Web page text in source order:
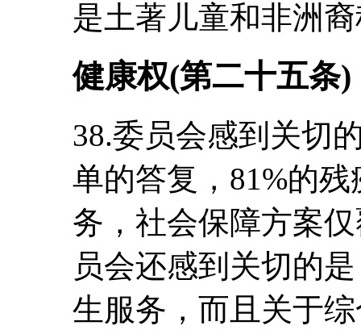
是土著儿童和非洲
健康权(第二十五条)
38.委员会感到关切
单的答复，81%的
务，社会保障方案
员会还感到关切的
生服务，而且关于